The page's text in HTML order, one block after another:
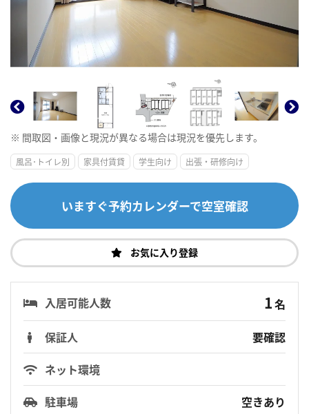
※ 間取図・画像と現況が異なる場合は現況を優先します。
風呂･トイレ別 家具付賃貸 学生向け 出張・研修向け
いますぐ予約カレンダーで空室確認
お気に入り登録
入居可能人数 1名
保証人
要確認
ネット環境
駐車場
空きあり